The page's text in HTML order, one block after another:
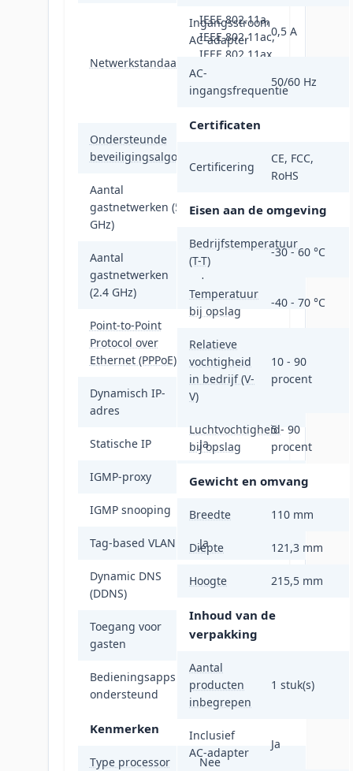
Netwerkstandaard
IEEE 802.11a,
IEEE 802.11ac,
IEEE 802.11ax,
IEEE 802.11b,
IEEE 802.11g,
Ondersteunde
beveiligingsalgoritmen
Aantal
gastnetwerken (5
GHz)
1
Aantal
gastnetwerken
(2.4 GHz)
1
Point-to-Point
Protocol over
Ethernet (PPPoE)
Ja
Dynamisch IP-
adres
Statische IP Ja
IGMP-proxy Ja
IGMP snooping Ja
Tag-based VLAN Ja
Dynamic DNS
(DDNS)
Ja
Toegang voor
gasten
Ja
Bedieningsapps
ondersteund
TP-Link Deco
Kenmerken
Type processor Nee
Ingangsstroom
AC-adapter
0,5 A
AC-
ingangsfrequentie
50/60 Hz
Certificaten
Certificering
CE, FCC,
RoHS
Eisen aan de omgeving
Bedrijfstemperatuur
(T-T)
-30 - 60 °C
Temperatuur
bij opslag
-40 - 70 °C
Relatieve
vochtigheid
in bedrijf (V-
V)
10 - 90
procent
Luchtvochtigheid
bij opslag
5 - 90
procent
Gewicht en omvang
Breedte 110 mm
Diepte 121,3 mm
Hoogte 215,5 mm
Inhoud van de
verpakking
Aantal
producten
inbegrepen
1 stuk(s)
Inclusief
AC-adapter
Ja